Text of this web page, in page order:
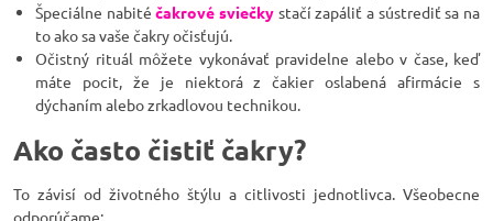
Špeciálne nabité čakrové sviečky stačí zapáliť a sústrediť sa na
to ako sa vaše čakry očisťujú.
Očistný rituál môžete vykonávať pravidelne alebo v čase, keď
máte pocit, že je niektorá z čakier oslabená afirmácie s
dýchaním alebo zrkadlovou technikou.
Ako často čistiť čakry?
To závisí od životného štýlu a citlivosti jednotlivca. Všeobecne
odporúčame: